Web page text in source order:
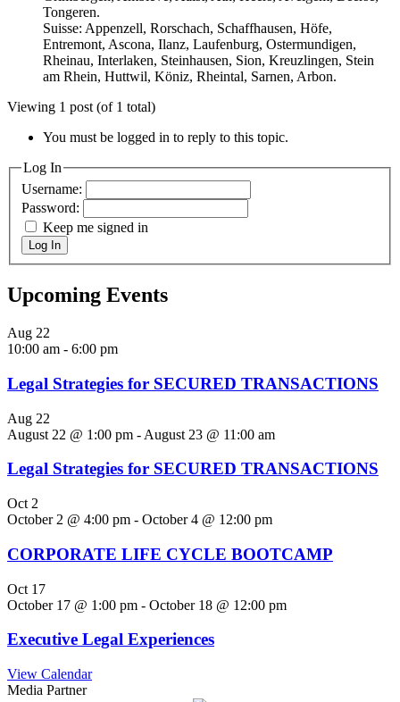
Tongeren.
Suisse: Appenzell, Rorschach, Schaffhausen, Höfe,
Entremont, Ascona, Ilanz, Laufenburg, Ostermundigen,
Rheinau, Interlaken, Steinhausen, Sion, Kreuzlingen, Stein
am Rhein, Huttwil, Köniz, Rheintal, Sarnen, Arbon.
Viewing 1 post (of 1 total)
You must be logged in to reply to this topic.
Log In
Username:
Password:
Keep me signed in
Log In
Upcoming Events
Aug 22
10:00 am - 6:00 pm
Legal Strategies for SECURED TRANSACTIONS
Aug 22
August 22 @ 1:00 pm - August 23 @ 11:00 am
Legal Strategies for SECURED TRANSACTIONS
Oct 2
October 2 @ 4:00 pm - October 4 @ 12:00 pm
CORPORATE LIFE CYCLE BOOTCAMP
Oct 17
October 17 @ 1:00 pm - October 18 @ 12:00 pm
Executive Legal Experiences
View Calendar
Media Partner